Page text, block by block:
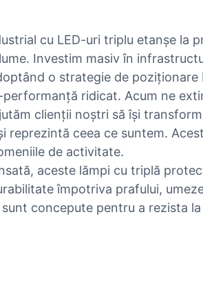
cu LED-uri triplu etanșe
Investim masiv în
o strategie de
ridicat. Acum ne
clienții noștri să își
reprezintă ceea ce suntem.
de activitate.
aceste lămpi cu triplă
împotriva prafului,
concepute pentru a rezista